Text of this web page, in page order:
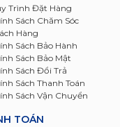
Trình Đặt Hàng
Sách Chăm Sóc
Hàng
Sách Bảo Hành
Sách Bảo Mật
Sách Đổi Trả
Sách Thanh Toán
Sách Vận Chuyển
TOÁN